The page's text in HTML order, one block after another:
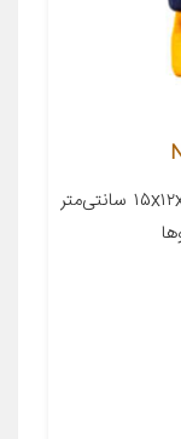
معرفی محصول جزئیات محصول ابعاد ۱۵x۱۲x۳ سانتی‌متر